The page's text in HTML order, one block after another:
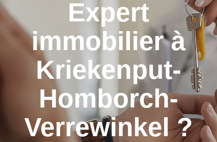
Expert
immobilier à
Kriekenput-
Homborch-
Verrewinkel ?